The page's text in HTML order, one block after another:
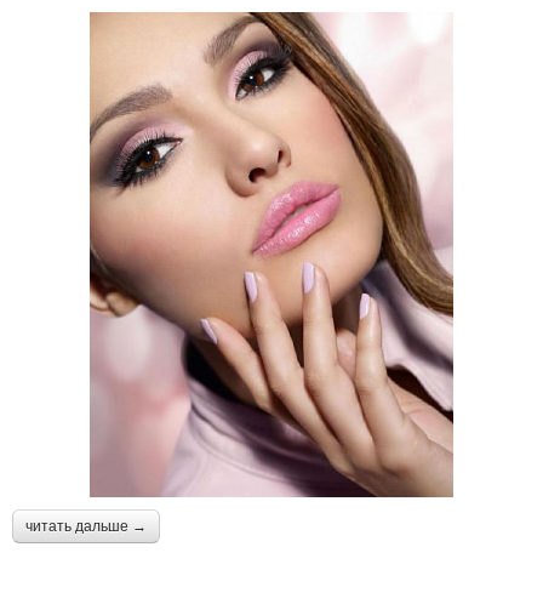
читать дальше →